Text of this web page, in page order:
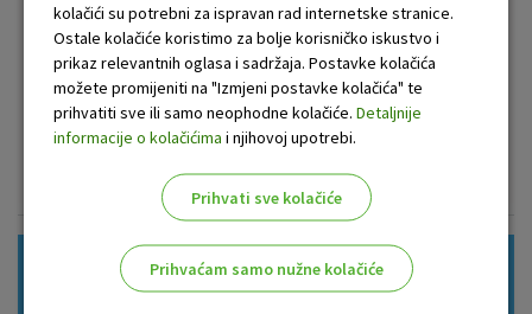
Korisne informacije
kolačići su potrebni za ispravan rad internetske stranice.
Ostale kolačiće koristimo za bolje korisničko iskustvo i
prikaz relevantnih oglasa i sadržaja. Postavke kolačića
možete promijeniti na "Izmjeni postavke kolačića" te
prihvatiti sve ili samo neophodne kolačiće. Detaljnije
informacije o kolačićima i njihovoj upotrebi.
Prihvati sve kolačiće
Prihvaćam samo nužne kolačiće